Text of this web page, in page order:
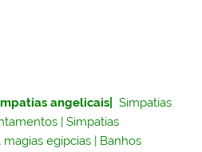
angelicais
Simpatias
|Simpatias
magias egípcias
Banhos